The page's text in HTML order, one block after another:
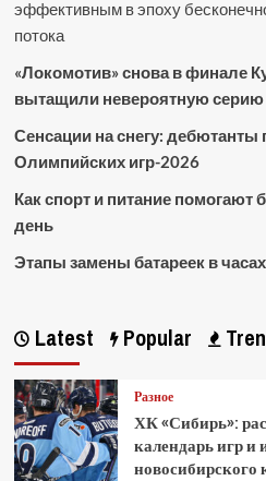
эффективным в эпоху
потока
«Локомотив» снова в финале
вытащили невероятную серию
Сенсации на снегу: дебютанты
Олимпийских игр-2026
Как спорт и питание
день
Этапы замены батареек в часах
Latest Popular
Разное
ХК «Сибирь»:
календарь игр и
новосибирского